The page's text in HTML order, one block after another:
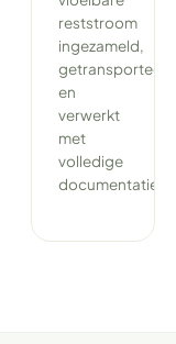
reststroom
ingezameld,
getransporteerd
en
verwerkt
met
volledige
documentatie.